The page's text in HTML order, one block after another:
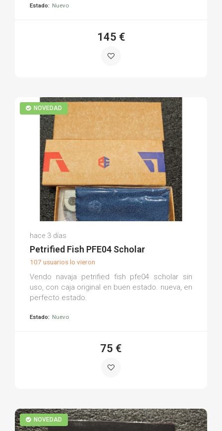
Estado: Nuevo
145 €
NOVEDAD
Luis S.
(0)
hace 3 días
Petrified Fish PFE04 Scholar
107 usuarios lo vieron
Vendo navaja petrified fish pfe04 scholar sin
uso, con caja original en buen estado. nueva, en
perfecto estado.
Estado: Nuevo
75 €
NOVEDAD